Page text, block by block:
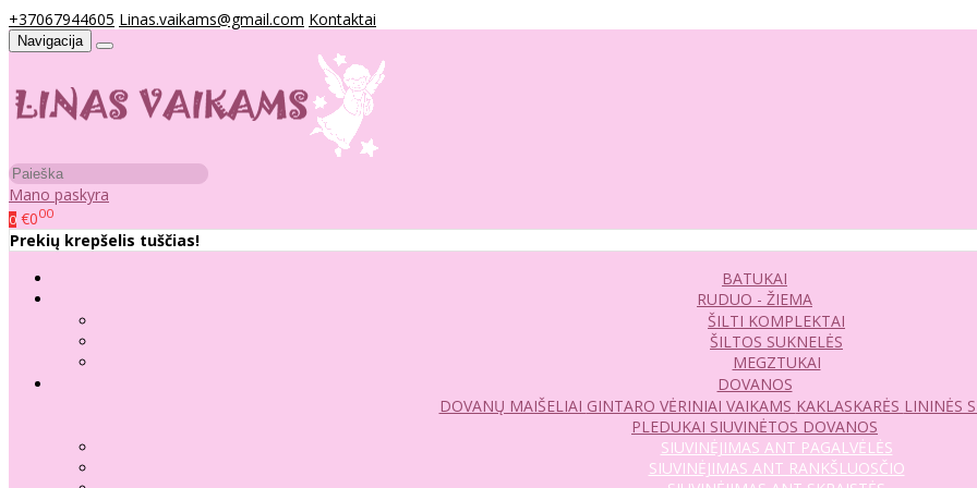
+37067944605 Linas.vaikams@gmail.com Kontaktai
Navigacija
Mano paskyra
0 €000
Prekių krepšelis tuščias!
BATUKAI
RUDUO - ŽIEMA
ŠILTI KOMPLEKTAI
ŠILTOS SUKNELĖS
MEGZTUKAI
DOVANOS
DOVANŲ MAIŠELIAI GINTARO VĖRINIAI VAIKAMS KAKLASKARĖS LININĖS
PLEDUKAI SIUVINĖTOS DOVANOS
SIUVINĖJIMAS ANT PAGALVĖLĖS
SIUVINĖJIMAS ANT RANKŠLUOSČIO